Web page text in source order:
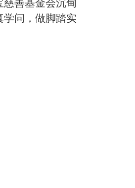
善基金会沉甸
问，做脚踏实